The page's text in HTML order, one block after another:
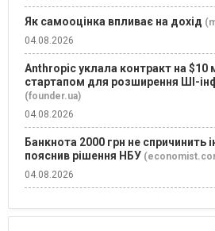
Як самооцінка впливає на дохід
04.08.2026
Anthropic уклала контракт на $10
стартапом для розширення ШІ-
(founder.ua)
04.08.2026
Банкнота 2000 грн не спричинить
пояснив рішення НБУ
04.08.2026